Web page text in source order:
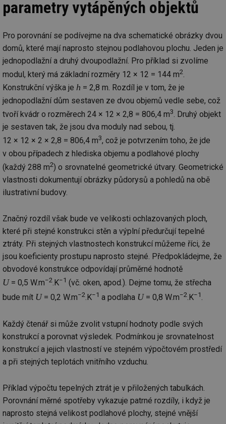
parametry vytápěných objektů
Pro porovnání se podívejme na dva schematické obrázky dvou
domů, které mají naprosto stejnou podlahovou plochu. Jeden je
jednopodlažní a druhý dvoupodlažní. Pro příklad si zvolíme
modul, který má základní rozměry 12 × 12 = 144 m2.
Konstrukční výška je h = 2,8 m. Rozdíl je v tom, že je
jednopodlažní dům sestaven ze dvou objemů vedle sebe, což
tvoří kvádr o rozměrech 24 × 12 × 2,8 = 806,4 m3. Druhý objekt
je sestaven tak, že jsou dva moduly nad sebou, tj.
12 × 12 × 2 × 2,8 = 806,4 m3, což je potvrzením toho, že jde
v obou případech z hlediska objemu a podlahové plochy
(každý 288 m2) o srovnatelné geometrické útvary. Geometrické
vlastnosti dokumentují obrázky půdorysů a pohledů na obě
ilustrativní budovy.
Značný rozdíl však bude ve velikosti ochlazovaných ploch,
které při stejné konstrukci stěn a výplní předurčují tepelné
ztráty. Při stejných vlastnostech konstrukcí můžeme říci, že
jsou koeficienty prostupu naprosto stejné. Předpokládejme, že
obvodové konstrukce odpovídají průměrné hodnotě
U= 0,5 W.m−2.K−1 (vč. oken, apod.). Dejme tomu, že střecha
bude mít U= 0,2 W.m−2.K−1 a podlaha U= 0,8 W.m−2.K−1 .
Každý čtenář si může zvolit vstupní hodnoty podle svých
konstrukcí a porovnat výsledek. Podmínkou je srovnatelnost
konstrukcí a jejich vlastností ve stejném výpočtovém prostředí
a při stejných teplotách vnitřního vzduchu.
Příklad výpočtu tepelných ztrát je v přiložených tabulkách.
Porovnání měrné spotřeby vykazuje patrné rozdíly, i když je
naprosto stejná velikost podlahové plochy, stejné vnější